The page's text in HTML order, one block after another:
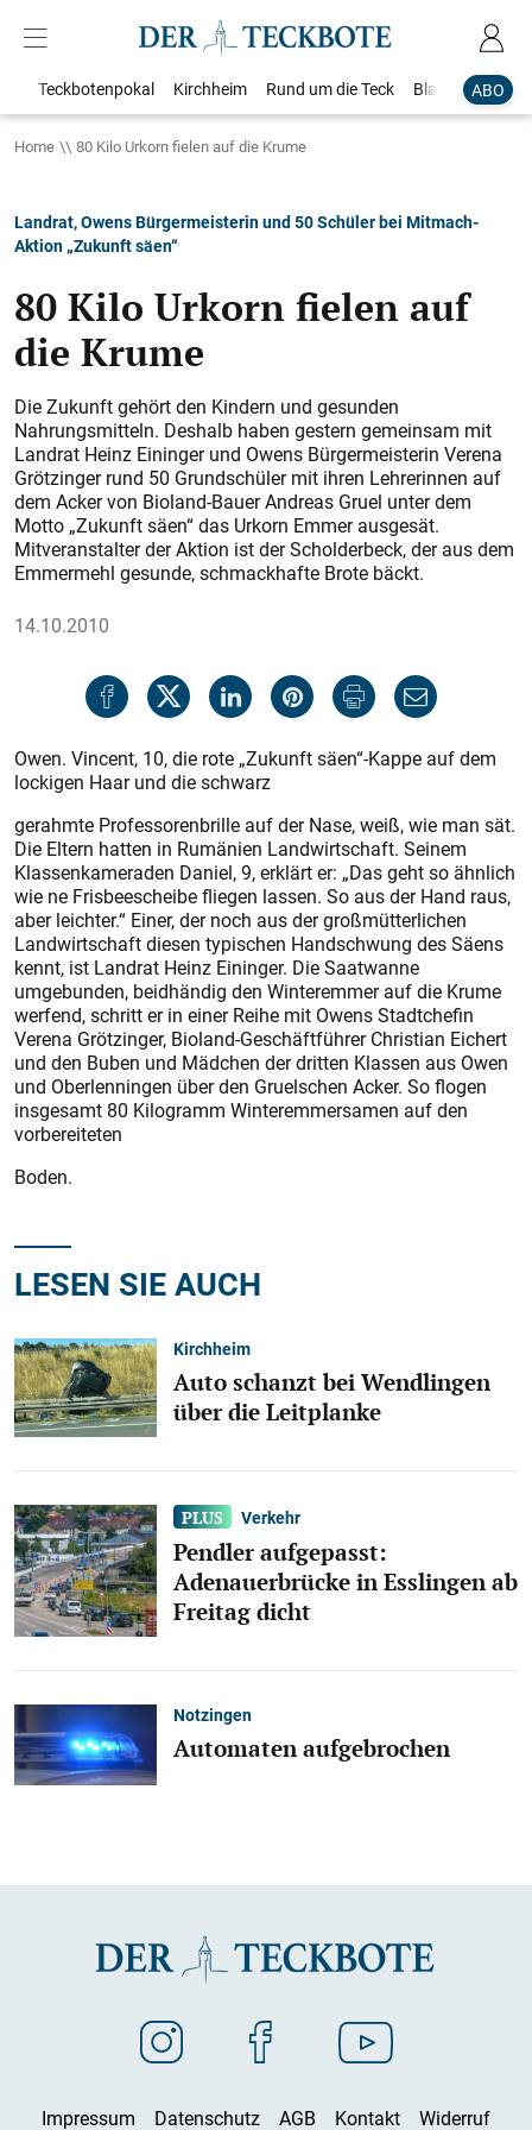
ABO
Teckbotenpokal Kirchheim Rund um die Teck Blaulicht
Home 80 Kilo Urkorn fielen auf die Krume
Landrat, Owens Bürgermeisterin und 50 Schüler bei Mitmach-
Aktion „Zukunft säen“
80 Kilo Urkorn fielen auf
die Krume
Die Zukunft gehört den Kindern und gesunden
Nahrungsmitteln. Deshalb haben gestern gemeinsam mit
Landrat Heinz Eininger und Owens Bürgermeisterin Verena
Grötzinger rund 50 Grundschüler mit ihren Lehrerinnen auf
dem Acker von Bioland-Bauer Andreas Gruel unter dem
Motto „Zukunft säen“ das Urkorn Emmer ausgesät.
Mitveranstalter der Aktion ist der Scholderbeck, der aus dem
Emmermehl gesunde, schmackhafte Brote bäckt.
14.10.2010
Owen. Vincent, 10, die rote „Zukunft säen“-Kappe auf dem
lockigen Haar und die schwarz
gerahmte Professorenbrille auf der Nase, weiß, wie man sät.
Die Eltern hatten in Rumänien Landwirtschaft. Seinem
Klassenkameraden Daniel, 9, erklärt er: „Das geht so ähnlich
wie ne Frisbeescheibe fliegen lassen. So aus der Hand raus,
aber leichter.“ Einer, der noch aus der großmütterlichen
Landwirtschaft diesen typischen Handschwung des Säens
kennt, ist Landrat Heinz Eininger. Die Saatwanne
umgebunden, beidhändig den Winteremmer auf die Krume
werfend, schritt er in einer Reihe mit Owens Stadtchefin
Verena Grötzinger, Bioland-Geschäftführer Chris­tian Eichert
und den Buben und Mädchen der dritten Klassen aus Owen
und Oberlenningen über den Gruelschen Acker. So flogen
insgesamt 80 Kilogramm Winteremmersamen auf den
vorbereiteten
Boden.
LESEN SIE AUCH
Kirchheim
Auto schanzt bei Wendlingen
über die Leitplanke
Verkehr
Pendler aufgepasst:
Adenauerbrücke in Esslingen ab
Freitag dicht
Notzingen
Automaten aufgebrochen
Impressum Datenschutz AGB Kontakt Widerruf